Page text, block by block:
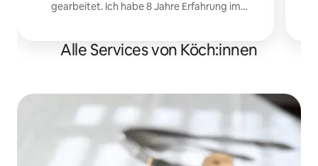
gearbeitet. Ich habe 8 Jahre Erfahrung im
Perfekt für Geburtstage und
Junggesellinnenabschiede.
Alle Services von Köch:innen